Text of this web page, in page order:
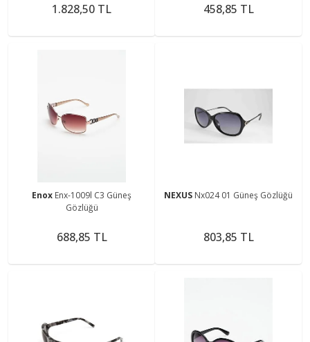
1.828,50 TL 458,85 TL
Enox Enx-1009l C3 Güneş
Gözlüğü
688,85 TL
NEXUS Nx024 01 Güneş Gözlüğü
803,85 TL